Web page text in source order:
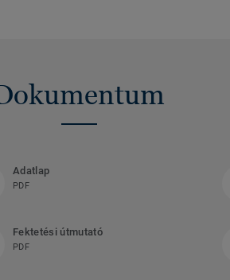
Adatlap
PDF
Fektetési útmutató
PDF